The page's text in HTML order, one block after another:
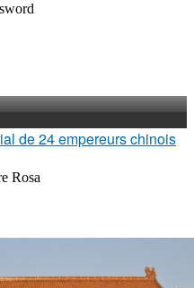
de 24 empereurs chinois
Rosa